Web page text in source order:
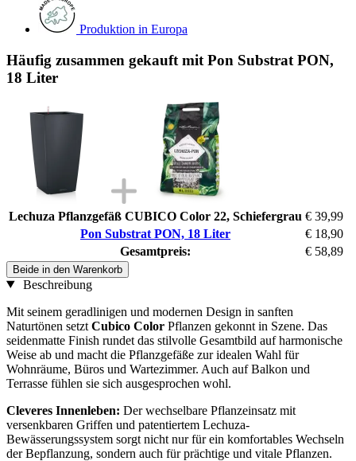
Produktion in Europa
Häufig zusammen gekauft mit Pon Substrat PON,
18 Liter
Lechuza Pflanzgefäß CUBICO Color 22, Schiefergrau € 39,99
Pon Substrat PON, 18 Liter
€ 18,90
Gesamtpreis:
€ 58,89
Beide in den Warenkorb
Beschreibung
Mit seinem geradlinigen und modernen Design in sanften
Naturtönen setzt Cubico Color Pflanzen gekonnt in Szene. Das
seidenmatte Finish rundet das stilvolle Gesamtbild auf harmonische
Weise ab und macht die Pflanzgefäße zur idealen Wahl für
Wohnräume, Büros und Wartezimmer. Auch auf Balkon und
Terrasse fühlen sie sich ausgesprochen wohl.
Cleveres Innenleben: Der wechselbare Pflanzeinsatz mit
versenkbaren Griffen und patentiertem Lechuza-
Bewässerungssystem sorgt nicht nur für ein komfortables Wechseln
der Bepflanzung, sondern auch für prächtige und vitale Pflanzen.